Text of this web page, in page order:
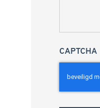
CAPTCHA